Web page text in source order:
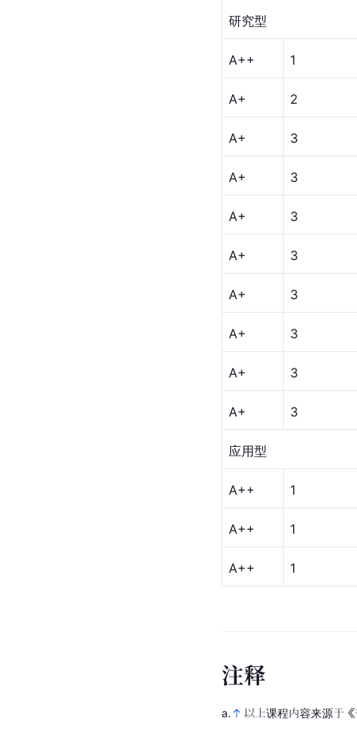
研究型
A++ 1
A+ 2
A+ 3
A+ 3
A+ 3
A+ 3
A+ 3
A+ 3
A+ 3
A+ 3
应用型
A++ 1
A++ 1
A++ 1
注释
a. 以上课程内容来源于